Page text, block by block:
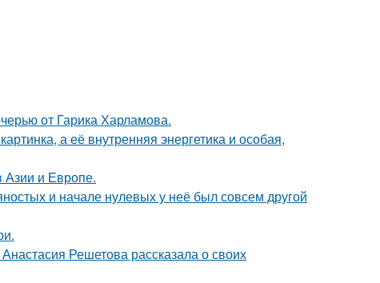
от Гарика Харламова.
а её внутренняя энергетика и особая,
Азии и Европе.
и начале нулевых у неё был совсем другой
Решетова рассказала о своих